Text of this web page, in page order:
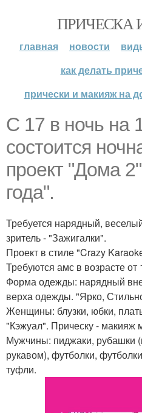
ПРИЧЕСКА
главная новости
как делать
прически и макияж на
C 17 в ночь на
состоится
проект "Дома
года".
Требуется нарядный,
зритель - "Зажигалки".
Проект в стиле "Crazy
Требуются амс в возрасте от
Форма одежды: нарядный
верха одежды. "Ярко,
Женщины: блузки, юбки,
"Кэжуал". Прическу - макияж
Мужчины: пиджаки, рубашки
рукавом), футболки,
туфли.